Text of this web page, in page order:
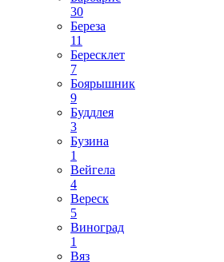
30
Береза
11
Бересклет
7
Боярышник
9
Буддлея
3
Бузина
1
Вейгела
4
Вереск
5
Виноград
1
Вяз